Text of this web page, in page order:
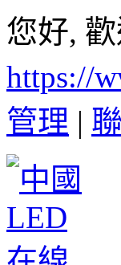
您好,
https://
管理 |